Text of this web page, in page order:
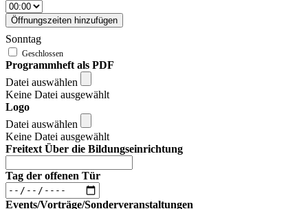
Öffnungszeiten hinzufügen
Sonntag
Programmheft als PDF
Datei auswählen
Keine Datei ausgewählt
Logo
Datei auswählen
Keine Datei ausgewählt
Freitext Über die Bildungseinrichtung
Tag der offenen Tür
Events/Vorträge/Sonderveranstaltungen